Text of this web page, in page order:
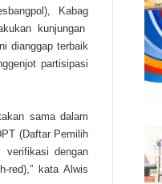
Kabag
kunjungan
dianggap terbaik
partisipasi
sama dalam
(Daftar Pemilih
dengan
red),” kata Alwis